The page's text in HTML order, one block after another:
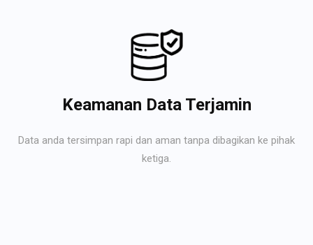
Keamanan Data Terjamin
Data anda tersimpan rapi dan aman tanpa dibagikan ke pihak
ketiga.